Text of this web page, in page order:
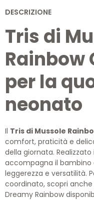
DESCRIZIONE
Tris di
Rainbow
per la
neonato
Il Tris di Mussole
comfort, praticità e
della giornata.
accompagna il bambino
leggerezza e versatilità.
coordinato, scopri
Dreamy Rainbow